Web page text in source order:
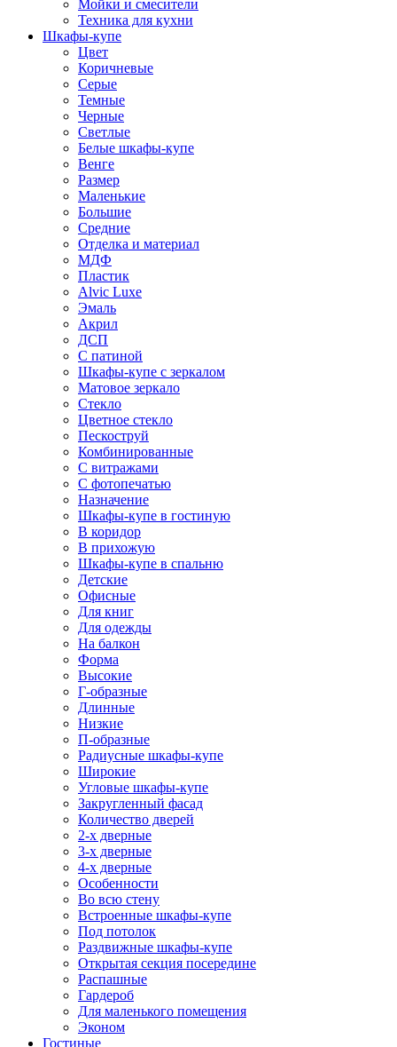
Мойки и смесители
Техника для кухни
Шкафы-купе
Цвет
Коричневые
Серые
Темные
Черные
Светлые
Белые шкафы-купе
Венге
Размер
Маленькие
Большие
Средние
Отделка и материал
МДФ
Пластик
Alvic Luxe
Эмаль
Акрил
ДСП
С патиной
Шкафы-купе с зеркалом
Матовое зеркало
Стекло
Цветное стекло
Пескоструй
Комбинированные
С витражами
С фотопечатью
Назначение
Шкафы-купе в гостиную
В коридор
В прихожую
Шкафы-купе в спальню
Детские
Офисные
Для книг
Для одежды
На балкон
Форма
Высокие
Г-образные
Длинные
Низкие
П-образные
Радиусные шкафы-купе
Широкие
Угловые шкафы-купе
Закругленный фасад
Количество дверей
2-х дверные
3-х дверные
4-х дверные
Особенности
Во всю стену
Встроенные шкафы-купе
Под потолок
Раздвижные шкафы-купе
Открытая секция посередине
Распашные
Гардероб
Для маленького помещения
Эконом
Гостиные